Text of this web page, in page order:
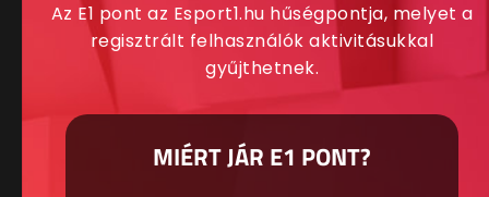
Az E1 pont az Esport1.hu hűségpontja, melyet a
regisztrált felhasználók aktivitásukkal
gyűjthetnek.
MIÉRT JÁR E1 PONT?